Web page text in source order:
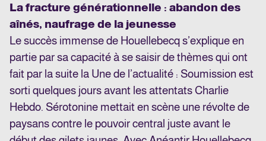
La fracture générationnelle : abandon des
aînés, naufrage de la jeunesse
Le succès immense de Houellebecq s’explique en
partie par sa capacité à se saisir de thèmes qui ont
fait par la suite la Une de l’actualité : Soumission est
sorti quelques jours avant les attentats Charlie
Hebdo. Sérotonine mettait en scène une révolte de
paysans contre le pouvoir central juste avant le